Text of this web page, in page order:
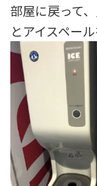
部屋に戻って
とアイスペー